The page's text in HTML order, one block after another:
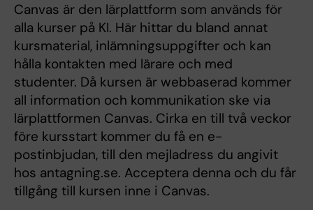
Canvas är den lärplattform som används för
alla kurser på KI. Här hittar du bland annat
kursmaterial, inlämningsuppgifter och kan
hålla kontakten med lärare och med
studenter. Då kursen är webbaserad kommer
all information och kommunikation ske via
lärplattformen Canvas. Cirka en till två veckor
före kursstart kommer du få en e-
postinbjudan, till den mejladress du angivit
hos antagning.se. Acceptera denna och du får
tillgång till kursen inne i Canvas.